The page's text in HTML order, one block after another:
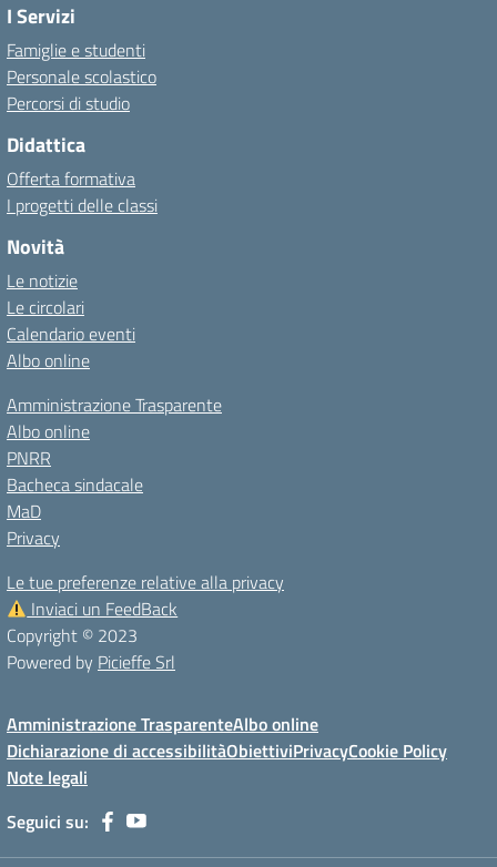
I Servizi
Famiglie e studenti
Personale scolastico
Percorsi di studio
Didattica
Offerta formativa
I progetti delle classi
Novità
Le notizie
Le circolari
Calendario eventi
Albo online
Amministrazione Trasparente
Albo online
PNRR
Bacheca sindacale
MaD
Privacy
Le tue preferenze relative alla privacy
Inviaci un FeedBack
Copyright © 2023
Powered by Picieffe Srl
Amministrazione TrasparenteAlbo online
Dichiarazione di accessibilitàObiettiviPrivacyCookie Policy
Note legali
Seguici su: